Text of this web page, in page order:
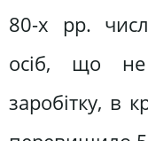
80-х pp.
осіб, що не
заробітку, в